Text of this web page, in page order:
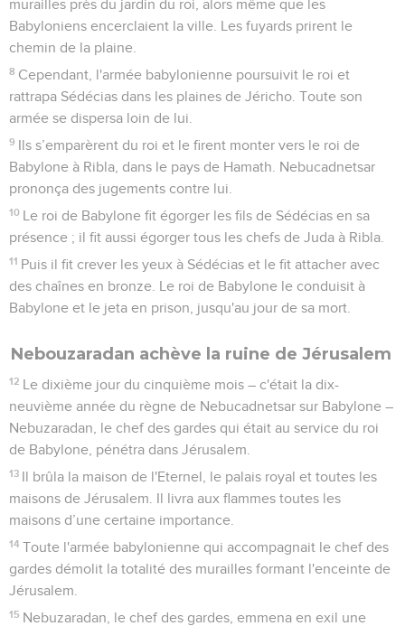
murailles près du jardin du roi, alors même que les
Babyloniens encerclaient la ville. Les fuyards prirent le
chemin de la plaine.
8 Cependant, l'armée babylonienne poursuivit le roi et
rattrapa Sédécias dans les plaines de Jéricho. Toute son
armée se dispersa loin de lui.
9 Ils s’emparèrent du roi et le firent monter vers le roi de
Babylone à Ribla, dans le pays de Hamath. Nebucadnetsar
prononça des jugements contre lui.
10 Le roi de Babylone fit égorger les fils de Sédécias en sa
présence ; il fit aussi égorger tous les chefs de Juda à Ribla.
11 Puis il fit crever les yeux à Sédécias et le fit attacher avec
des chaînes en bronze. Le roi de Babylone le conduisit à
Babylone et le jeta en prison, jusqu'au jour de sa mort.
Nebouzaradan achève la ruine de Jérusalem
12 Le dixième jour du cinquième mois – c'était la dix-
neuvième année du règne de Nebucadnetsar sur Babylone –
Nebuzaradan, le chef des gardes qui était au service du roi
de Babylone, pénétra dans Jérusalem.
13 Il brûla la maison de l'Eternel, le palais royal et toutes les
maisons de Jérusalem. Il livra aux flammes toutes les
maisons d’une certaine importance.
14 Toute l'armée babylonienne qui accompagnait le chef des
gardes démolit la totalité des murailles formant l'enceinte de
Jérusalem.
15 Nebuzaradan, le chef des gardes, emmena en exil une